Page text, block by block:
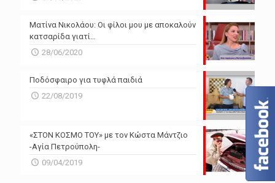
Ματίνα Νικολάου: Οι φίλοι μου με αποκαλούν
κατσαρίδα γιατί…
28/06/2020
Ποδόσφαιρο για τυφλά παιδιά
22/08/2019
«ΣΤΟΝ ΚΟΣΜΟ ΤΟΥ» με τον Κώστα Μάντζιο
-Αγία Πετρούπολη-
09/04/2019